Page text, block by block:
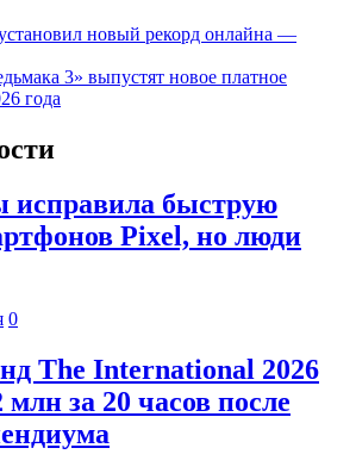
новый рекорд онлайна —
3» выпустят новое платное
года
исправила быструю
Pixel, но люди
0
The International 2026
за 20 часов после